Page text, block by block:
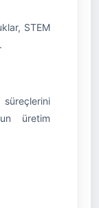
STEM
süreçlerini
üretim